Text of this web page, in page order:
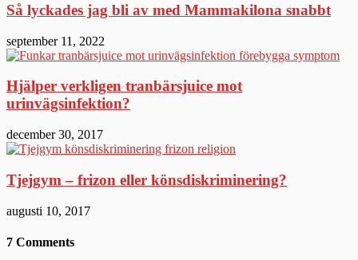
Så lyckades jag bli av med Mammakilona snabbt
september 11, 2022
Hjälper verkligen tranbärsjuice mot
urinvägsinfektion?
december 30, 2017
Tjejgym – frizon eller könsdiskriminering?
augusti 10, 2017
7 Comments